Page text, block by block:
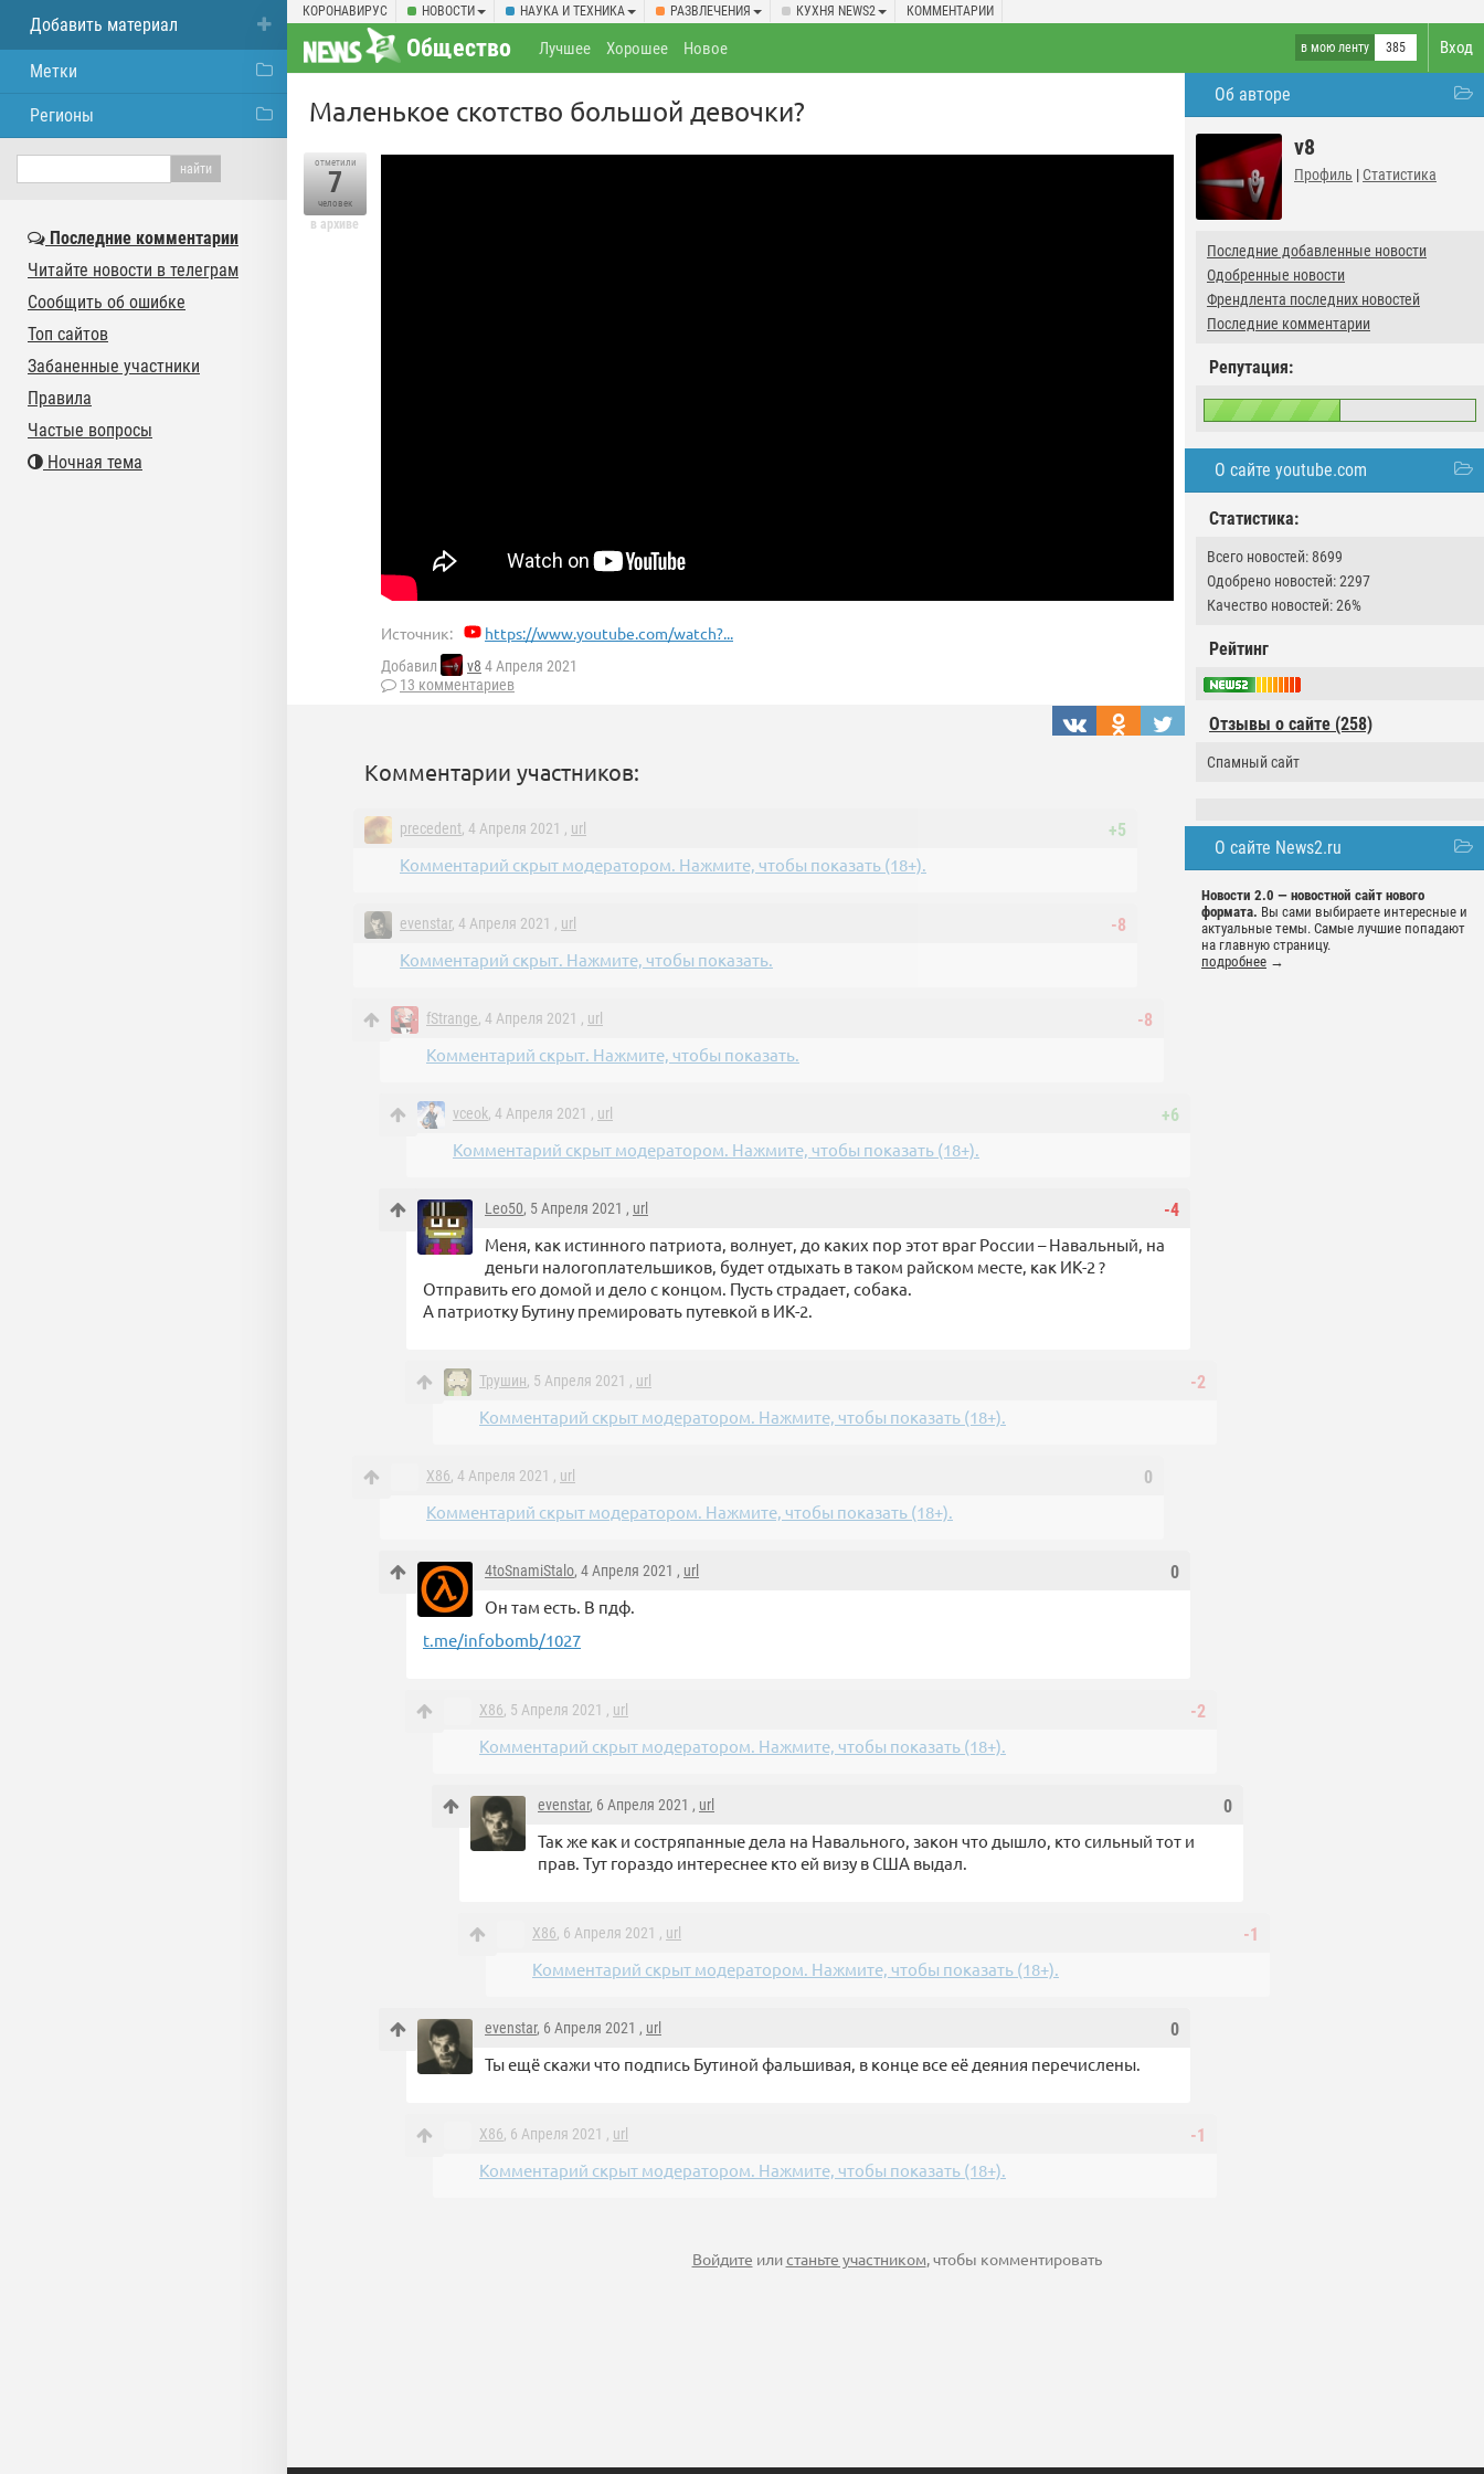
КОРОНАВИРУС НОВОСТИ НАУКА И ТЕХНИКА РАЗВЛЕЧЕНИЯ КУХНЯ NEWS2 КОММЕНТАРИИ
Вход
Общество в мою ленту 385
Лучшее Хорошее Новое
Об авторе
v8
Профиль | Статистика
Последние добавленные новости
Одобренные новости
Френдлента последних новостей
Последние комментарии
Репутация:
О сайте youtube.com
Статистика:
Всего новостей: 8699
Одобрено новостей: 2297
Качество новостей: 26%
Рейтинг
Отзывы о сайте (258)
Спамный сайт
О сайте News2.ru
Новости 2.0 — новостной сайт нового
формата. Вы сами выбираете интересные и
актуальные темы. Самые лучшие попадают
на главную страницу.
подробнее →
Маленькое скотство большой девочки?
отметили
7
человек
в архиве
Источник: https://www.youtube.com/watch?...
Добавил v8 4 Апреля 2021
13 комментариев
Комментарии участников:
+5
precedent, 4 Апреля 2021 , url
Комментарий скрыт модератором. Нажмите, чтобы показать (18+).
-8
evenstar, 4 Апреля 2021 , url
Комментарий скрыт. Нажмите, чтобы показать.
-8
fStrange, 4 Апреля 2021 , url
Комментарий скрыт. Нажмите, чтобы показать.
+6
vceok, 4 Апреля 2021 , url
Комментарий скрыт модератором. Нажмите, чтобы показать (18+).
-4
Leo50, 5 Апреля 2021 , url
Меня, как истинного патриота, волнует, до каких пор этот враг России – Навальный, на
деньги налогоплательшиков, будет отдыхать в таком райском месте, как ИК-2 ?
Отправить его домой и дело с концом. Пусть страдает, собака.
А патриотку Бутину премировать путевкой в ИК-2.
-2
Трушин, 5 Апреля 2021 , url
Комментарий скрыт модератором. Нажмите, чтобы показать (18+).
0
X86, 4 Апреля 2021 , url
Комментарий скрыт модератором. Нажмите, чтобы показать (18+).
0
4toSnamiStalo, 4 Апреля 2021 , url
Он там есть. В пдф.
t.me/infobomb/1027
-2
X86, 5 Апреля 2021 , url
Комментарий скрыт модератором. Нажмите, чтобы показать (18+).
0
evenstar, 6 Апреля 2021 , url
Так же как и состряпанные дела на Навального, закон что дышло, кто сильный тот и
прав. Тут гораздо интереснее кто ей визу в США выдал.
-1
X86, 6 Апреля 2021 , url
Комментарий скрыт модератором. Нажмите, чтобы показать (18+).
0
evenstar, 6 Апреля 2021 , url
Ты ещё скажи что подпись Бутиной фальшивая, в конце все её деяния перечислены.
-1
X86, 6 Апреля 2021 , url
Комментарий скрыт модератором. Нажмите, чтобы показать (18+).
Войдите илистаньте участником, чтобы комментировать
Добавить материал
Метки
Регионы
Последние комментарии
Читайте новости в телеграм
Сообщить об ошибке
Топ сайтов
Забаненные участники
Правила
Частые вопросы
Ночная тема